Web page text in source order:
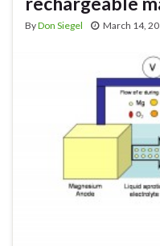
ByDon Siegel March 14,